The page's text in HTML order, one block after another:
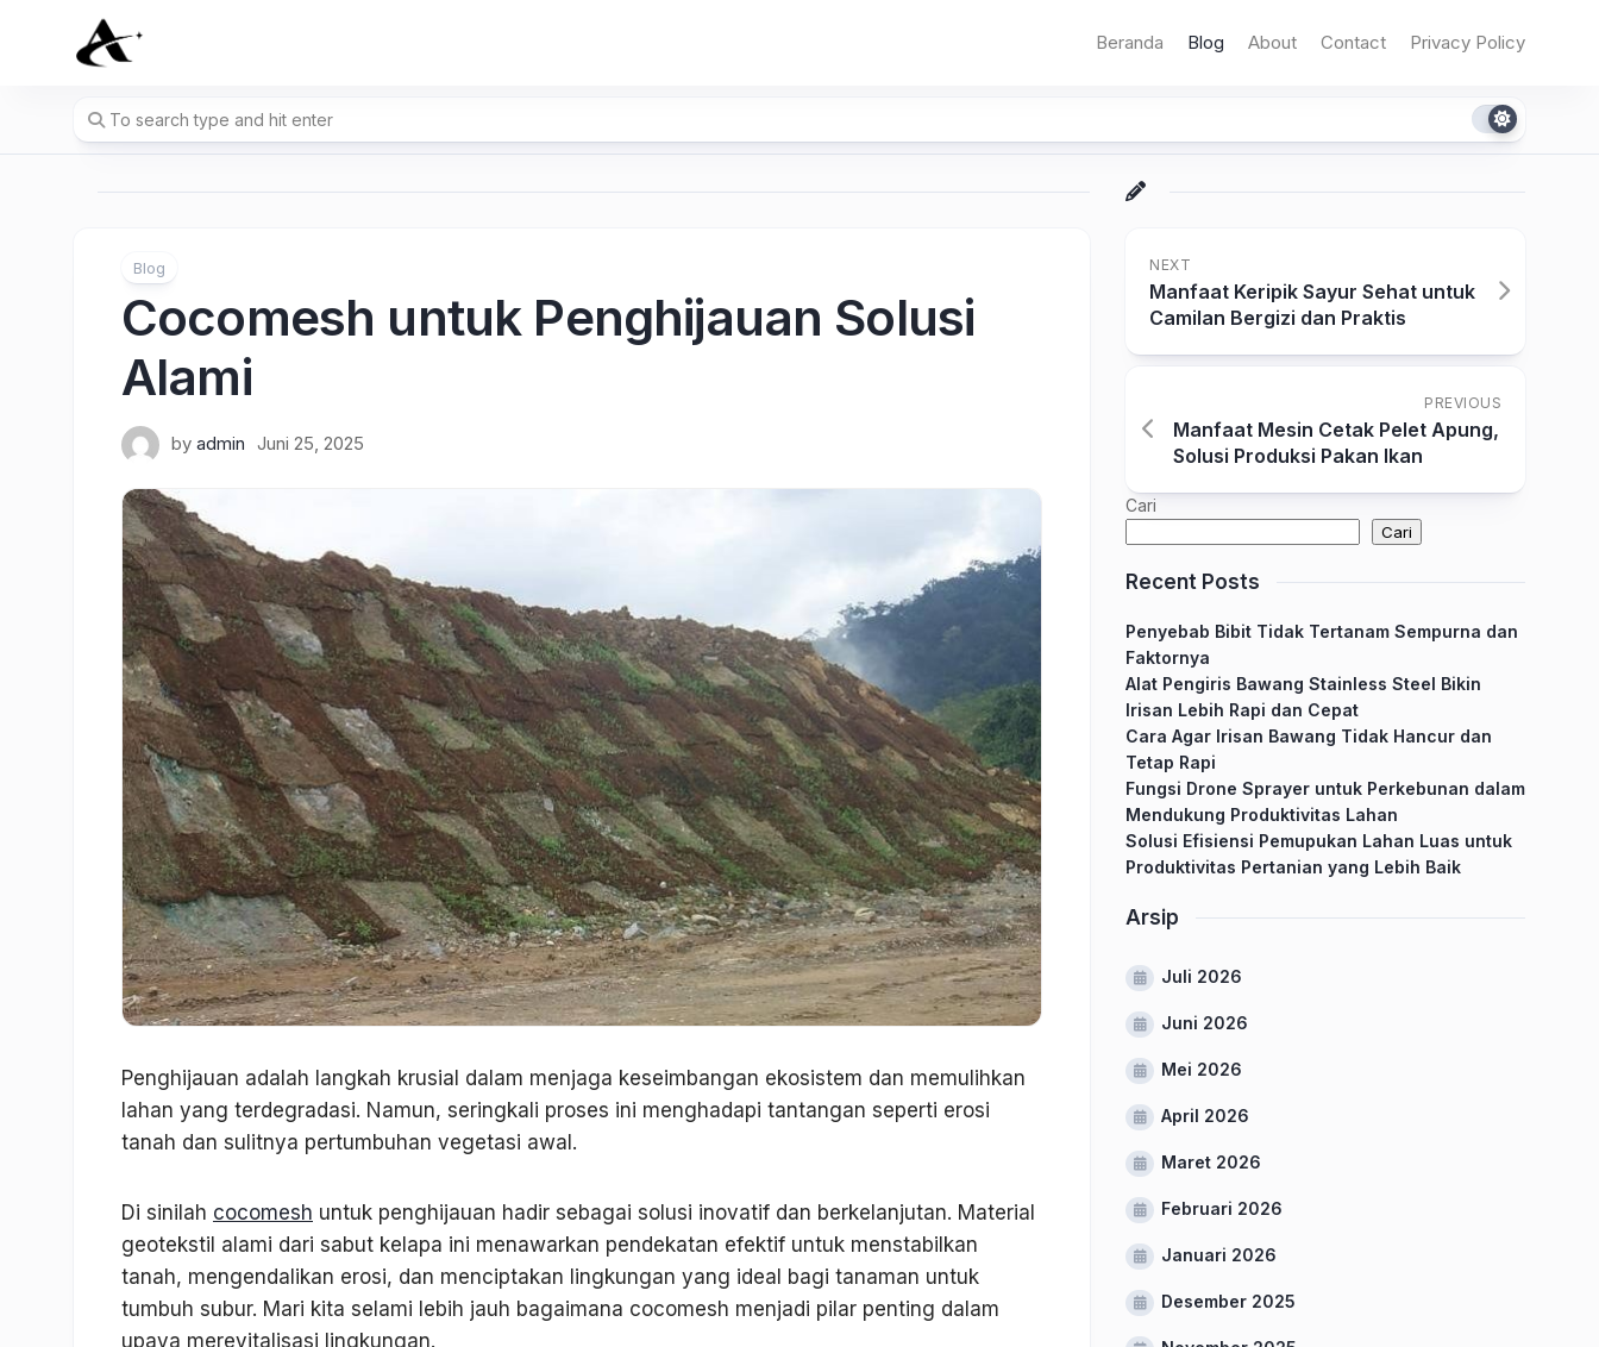
Beranda Blog About Contact Privacy Policy
Blog
Cocomesh untuk Penghijauan Solusi
Alami
by admin Juni 25, 2025
Penghijauan adalah langkah krusial dalam menjaga keseimbangan ekosistem dan memulihkan
lahan yang terdegradasi. Namun, seringkali proses ini menghadapi tantangan seperti erosi
tanah dan sulitnya pertumbuhan vegetasi awal.
Di sinilah cocomesh untuk penghijauan hadir sebagai solusi inovatif dan berkelanjutan. Material
geotekstil alami dari sabut kelapa ini menawarkan pendekatan efektif untuk menstabilkan
tanah, mengendalikan erosi, dan menciptakan lingkungan yang ideal bagi tanaman untuk
tumbuh subur. Mari kita selami lebih jauh bagaimana cocomesh menjadi pilar penting dalam
upaya merevitalisasi lingkungan.
NEXT
Manfaat Keripik Sayur Sehat untuk
Camilan Bergizi dan Praktis
PREVIOUS
Manfaat Mesin Cetak Pelet Apung,
Solusi Produksi Pakan Ikan
Cari
Cari
Recent Posts
Penyebab Bibit Tidak Tertanam Sempurna dan
Faktornya
Alat Pengiris Bawang Stainless Steel Bikin
Irisan Lebih Rapi dan Cepat
Cara Agar Irisan Bawang Tidak Hancur dan
Tetap Rapi
Fungsi Drone Sprayer untuk Perkebunan dalam
Mendukung Produktivitas Lahan
Solusi Efisiensi Pemupukan Lahan Luas untuk
Produktivitas Pertanian yang Lebih Baik
Arsip
Juli 2026
Juni 2026
Mei 2026
April 2026
Maret 2026
Februari 2026
Januari 2026
Desember 2025